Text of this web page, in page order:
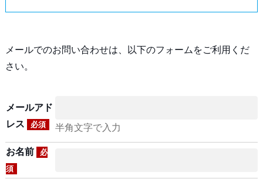
メールでのお問い合わせは、以下のフォームをご利用くだ
さい。
メールアド
レス
必須 半角文字で入力
お名前
必
須